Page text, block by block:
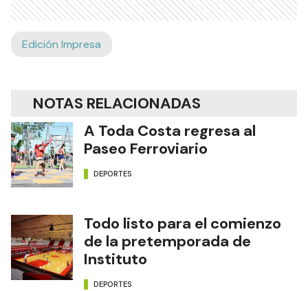
Edición Impresa
NOTAS RELACIONADAS
A Toda Costa regresa al
Paseo Ferroviario
DEPORTES
Todo listo para el comienzo
de la pretemporada de
Instituto
DEPORTES